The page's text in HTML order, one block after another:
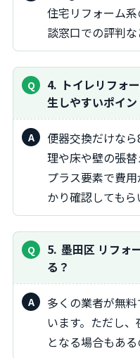
住宅リフォーム
談窓口での評判な
4
トイレリフォ
生しやすいポイン
便器交換だけなら8万円〜20万円ですが、配管修
理や床や壁の張
プラス要素で費
かり確認してもら
5 墨田区 リフォ
る？
多くの業者が無料で現地調査・見積り対応して
います。ただし
となる場合もあ